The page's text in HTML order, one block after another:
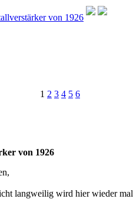
von 1926
1 2 3 4 5 6
von 1926
langweilig wird hier wieder